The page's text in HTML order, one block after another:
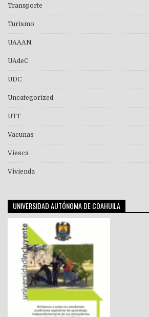
Transporte
Turismo
UAAAN
UAdeC
UDC
Uncategorized
UTT
Vacunas
Viesca
Vivienda
UNIVERSIDAD AUTÓNOMA DE COAHUILA